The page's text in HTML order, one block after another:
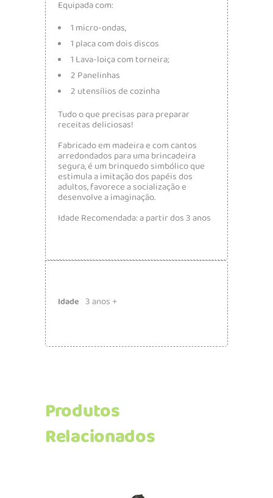
Equipada com:
1 micro-ondas,
1 placa com dois discos
1 Lava-loiça com torneira;
2 Panelinhas
2 utensílios de cozinha
Tudo o que precisas para preparar
receitas deliciosas!
Fabricado em madeira e com cantos
arredondados para uma brincadeira
segura, é um brinquedo simbólico que
estimula a imitação dos papéis dos
adultos, favorece a socialização e
desenvolve a imaginação.
Idade Recomendada: a partir dos 3 anos
Idade 3 anos +
Produtos
Relacionados